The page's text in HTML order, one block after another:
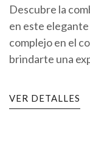
Descubre la
en este
complejo en el
brindarte una
VER DETALLES